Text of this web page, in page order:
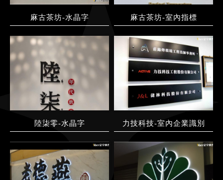
麻古茶坊-水晶字 麻古茶坊-室內指標
陸柒零-水晶字 力技科技-室內企業識別